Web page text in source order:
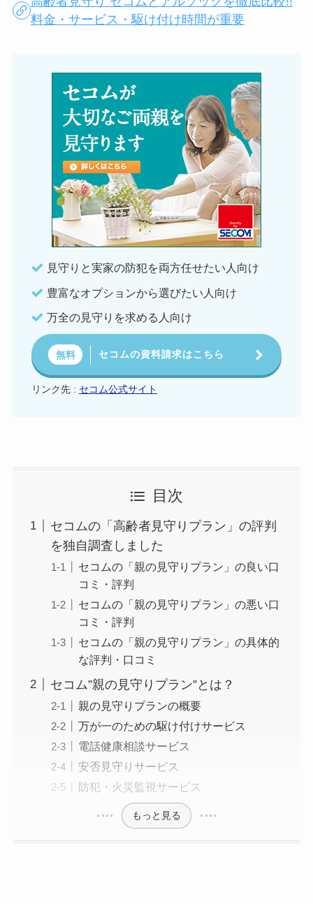
料金・サービス・駆け付け時間が重要
見守りと実家の防犯を両方任せたい人向け
豊富なオプションから選びたい人向け
万全の見守りを求める人向け
無料 セコムの資料請求はこちら
リンク先 : セコム公式サイト
目次
セコムの「高齢者見守りプラン」の評判
を独自調査しました
セコムの「親の見守りプラン」の良い口
コミ・評判
セコムの「親の見守りプラン」の悪い口
コミ・評判
セコムの「親の見守りプラン」の具体的
な評判・口コミ
セコム”親の見守りプラン”とは？
親の見守りプランの概要
万が一のための駆け付けサービス
電話健康相談サービス
安否見守りサービス
防犯・火災監視サービス
もっと見る